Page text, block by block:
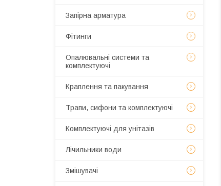
Запірна арматура
Фітинги
Опалювальні системи та
комплектуючі
Краплення та пакування
Трапи, сифони та комплектуючі
Комплектуючі для унітазів
Лічильники води
Змішувачі